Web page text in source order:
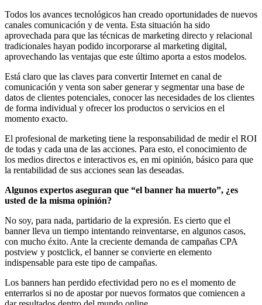
Todos los avances tecnológicos han creado oportunidades de nuevos
canales comunicación y de venta. Esta situación ha sido
aprovechada para que las técnicas de marketing directo y relacional
tradicionales hayan podido incorporarse al marketing digital,
aprovechando las ventajas que este último aporta a estos modelos.
Está claro que las claves para convertir Internet en canal de
comunicación y venta son saber generar y segmentar una base de
datos de clientes potenciales, conocer las necesidades de los clientes
de forma individual y ofrecer los productos o servicios en el
momento exacto.
El profesional de marketing tiene la responsabilidad de medir el ROI
de todas y cada una de las acciones. Para esto, el conocimiento de
los medios directos e interactivos es, en mi opinión, básico para que
la rentabilidad de sus acciones sean las deseadas.
Algunos expertos aseguran que “el banner ha muerto”, ¿es
usted de la misma opinión?
No soy, para nada, partidario de la expresión. Es cierto que el
banner lleva un tiempo intentando reinventarse, en algunos casos,
con mucho éxito. Ante la creciente demanda de campañas CPA
postview y postclick, el banner se convierte en elemento
indispensable para este tipo de campañas.
Los banners han perdido efectividad pero no es el momento de
enterrarlos si no de apostar por nuevos formatos que comiencen a